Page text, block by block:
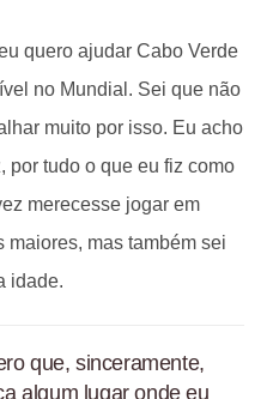
quero ajudar Cabo Verde
no Mundial. Sei que não
muito por isso. Eu acho
por tudo o que eu fiz como
merecesse jogar em
mas também sei
idade.
que, sinceramente,
algum lugar onde eu